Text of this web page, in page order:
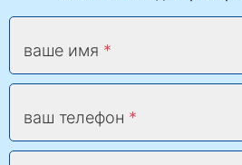
ваше имя
ваш телефон